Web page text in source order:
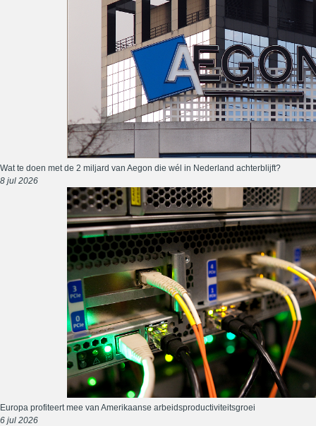
Wat te doen met de 2 miljard van Aegon die wél in Nederland achterblijft?
8 jul 2026
Europa profiteert mee van Amerikaanse arbeidsproductiviteitsgroei
6 jul 2026